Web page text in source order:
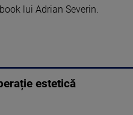
lui Adrian Severin.
estetică